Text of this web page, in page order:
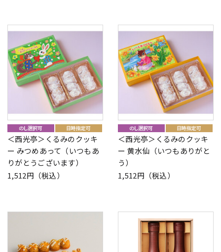
＜西光亭＞くるみのクッキ
ー みつめあって（いつもあ
りがとうございます）
1,512円（税込）
＜西光亭＞くるみのクッキ
ー 黄水仙（いつもありがと
う）
1,512円（税込）